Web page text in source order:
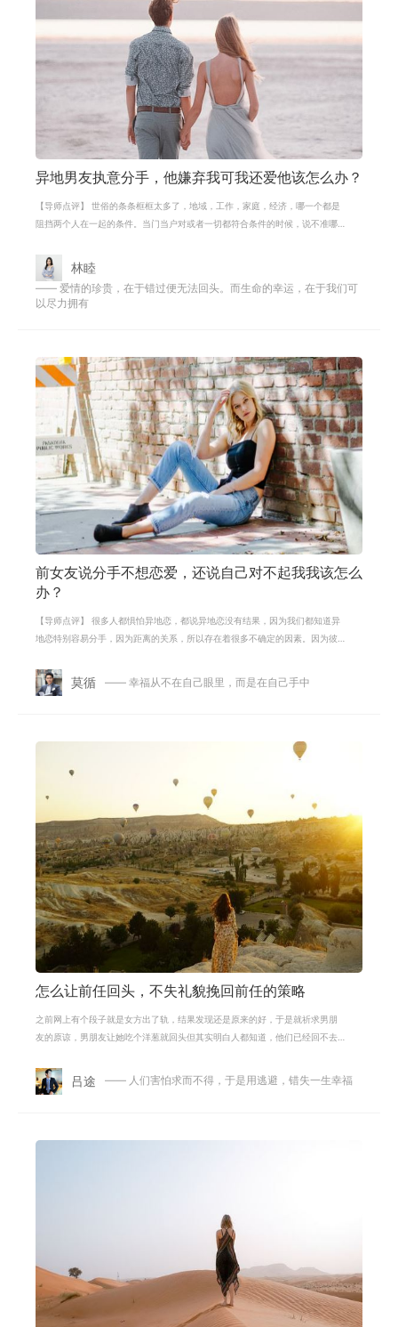
异地男友执意分手，他嫌弃我可我还爱他该怎么办？
【导师点评】 世俗的条条框框太多了，地域，工作，家庭，经济，哪一个都是
阻挡两个人在一起的条件。当门当户对或者一切都符合条件的时候，说不准哪
林睦
—— 爱情的珍贵，在于错过便无法回头。而生命的幸运，在于我们可
以尽力拥有
前女友说分手不想恋爱，还说自己对不起我我该怎么
办？
【导师点评】 很多人都惧怕异地恋，都说异地恋没有结果，因为我们都知道异
地恋特别容易分手，因为距离的关系，所以存在着很多不确定的因素。因为彼
莫循 —— 幸福从不在自己眼里，而是在自己手中
怎么让前任回头，不失礼貌挽回前任的策略
之前网上有个段子就是女方出了轨，结果发现还是原来的好，于是就祈求男朋
友的原谅，男朋友让她吃个洋葱就回头但其实明白人都知道，他们已经回不去
吕途 —— 人们害怕求而不得，于是用逃避，错失一生幸福